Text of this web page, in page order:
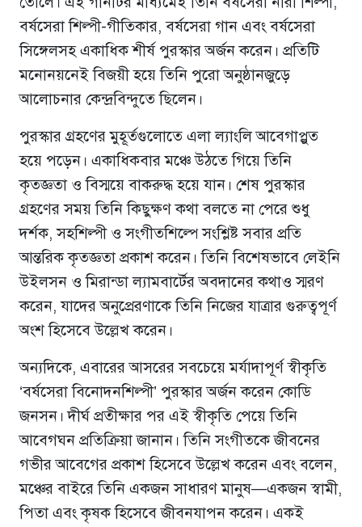
বর্ষসেরা শিল্পী-গীতিকার, বর্ষসেরা গান এবং বর্ষসেরা
সিঙ্গেলসহ একাধিক শীর্ষ পুরস্কার অর্জন করেন। প্রতিটি
মনোনয়নেই বিজয়ী হয়ে তিনি পুরো অনুষ্ঠানজুড়ে
আলোচনার কেন্দ্রবিন্দুতে ছিলেন।
পুরস্কার গ্রহণের মুহূর্তগুলোতে এলা ল্যাংলি আবেগাপ্লুত
হয়ে পড়েন। একাধিকবার মঞ্চে উঠতে গিয়ে তিনি
কৃতজ্ঞতা ও বিস্ময়ে বাকরুদ্ধ হয়ে যান। শেষ পুরস্কার
গ্রহণের সময় তিনি কিছুক্ষণ কথা বলতে না পেরে শুধু
দর্শক, সহশিল্পী ও সংগীতশিল্পে সংশ্লিষ্ট সবার প্রতি
আন্তরিক কৃতজ্ঞতা প্রকাশ করেন। তিনি বিশেষভাবে লেইনি
উইলসন ও মিরান্ডা ল্যামবার্টের অবদানের কথাও স্মরণ
করেন, যাদের অনুপ্রেরণাকে তিনি নিজের যাত্রার গুরুত্বপূর্ণ
অংশ হিসেবে উল্লেখ করেন।
অন্যদিকে, এবারের আসরের সবচেয়ে মর্যাদাপূর্ণ স্বীকৃতি
‘বর্ষসেরা বিনোদনশিল্পী’ পুরস্কার অর্জন করেন কোডি
জনসন। দীর্ঘ প্রতীক্ষার পর এই স্বীকৃতি পেয়ে তিনি
আবেগঘন প্রতিক্রিয়া জানান। তিনি সংগীতকে জীবনের
গভীর আবেগের প্রকাশ হিসেবে উল্লেখ করেন এবং বলেন,
মঞ্চের বাইরে তিনি একজন সাধারণ মানুষ—একজন স্বামী,
পিতা এবং কৃষক হিসেবে জীবনযাপন করেন। একই